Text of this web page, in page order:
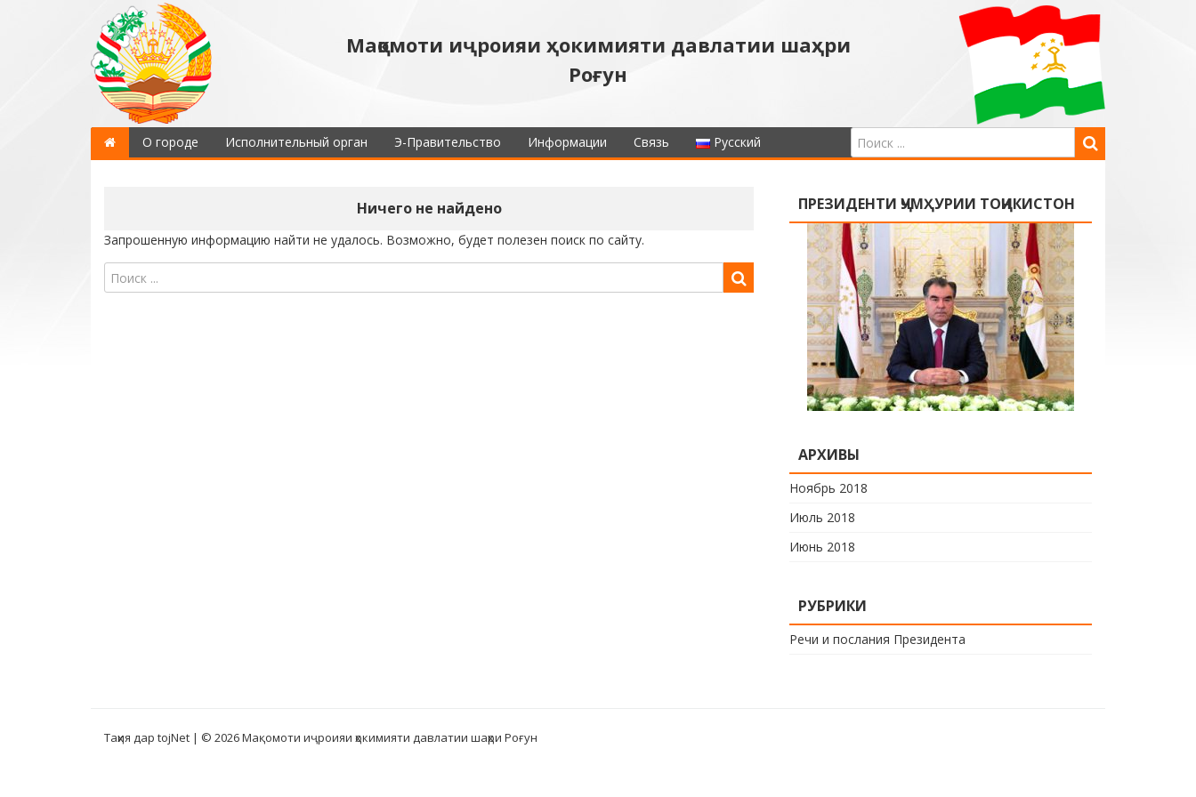
Мақомоти иҷроияи ҳокимияти давлатии шаҳри
Роғун
О городе Исполнительный орган Э-Правительство Информации Связь Русский
Ничего не найдено
Запрошенную информацию найти не удалось. Возможно, будет полезен поиск по сайту.
ПРЕЗИДЕНТИ ҶУМҲУРИИ ТОҶИКИСТОН
АРХИВЫ
Ноябрь 2018
Июль 2018
Июнь 2018
РУБРИКИ
Речи и послания Президента
Таҳия дар tojNet | © 2026 Мақомоти иҷроияи ҳокимияти давлатии шаҳри Роғун